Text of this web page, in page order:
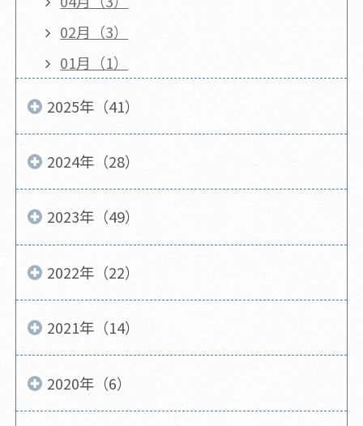
02月（3）
01月（1）
2025年（41）
2024年（28）
2023年（49）
2022年（22）
2021年（14）
2020年（6）